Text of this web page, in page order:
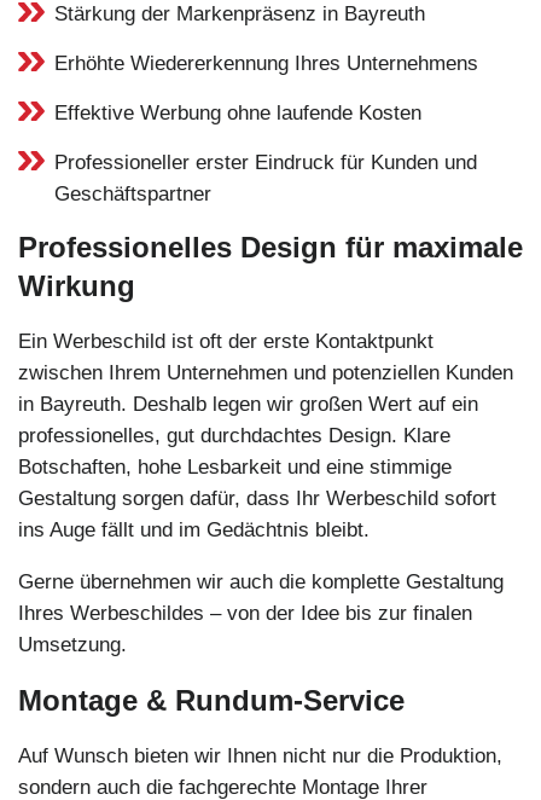
Stärkung der Markenpräsenz in Bayreuth
Erhöhte Wiedererkennung Ihres Unternehmens
Effektive Werbung ohne laufende Kosten
Professioneller erster Eindruck für Kunden und
Geschäftspartner
Professionelles Design für maximale
Wirkung
Ein Werbeschild ist oft der erste Kontaktpunkt
zwischen Ihrem Unternehmen und potenziellen Kunden
in Bayreuth. Deshalb legen wir großen Wert auf ein
professionelles, gut durchdachtes Design. Klare
Botschaften, hohe Lesbarkeit und eine stimmige
Gestaltung sorgen dafür, dass Ihr Werbeschild sofort
ins Auge fällt und im Gedächtnis bleibt.
Gerne übernehmen wir auch die komplette Gestaltung
Ihres Werbeschildes – von der Idee bis zur finalen
Umsetzung.
Montage & Rundum-Service
Auf Wunsch bieten wir Ihnen nicht nur die Produktion,
sondern auch die fachgerechte Montage Ihrer